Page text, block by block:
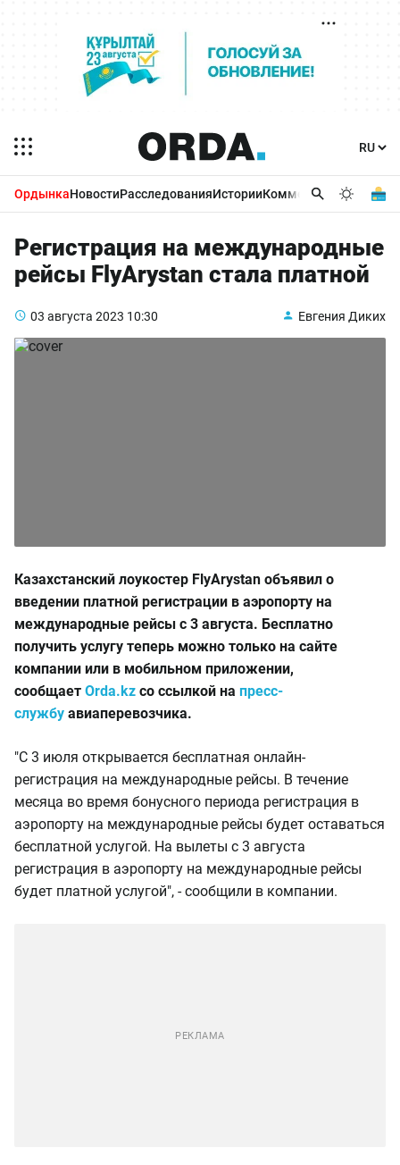
ОрдынкаНовостиРасследованияИсторииКомментарииБизнес
Регистрация на международные
рейсы FlyArystan стала платной
03 августа 2023 10:30 Евгения Диких
Казахстанский лоукостер FlyArystan объявил о
введении платной регистрации в аэропорту на
международные рейсы с 3 августа. Бесплатно
получить услугу теперь можно только на сайте
компании или в мобильном приложении,
сообщает Оrda.kz со ссылкой на пресс-
службу авиаперевозчика.
"С 3 июля открывается бесплатная онлайн-
регистрация на международные рейсы. В течение
месяца во время бонусного периода регистрация в
аэропорту на международные рейсы будет оставаться
бесплатной услугой. На вылеты с 3 августа
регистрация в аэропорту на международные рейсы
будет платной услугой", - сообщили в компании.